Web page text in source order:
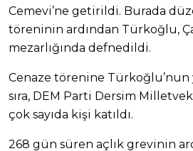
Cemevi’ne getirildi. Burada
töreninin ardından Türkoğlu,
mezarlığında defnedildi.
Cenaze törenine Türkoğlu’nun
sıra, DEM Parti Dersim
çok sayıda kişi katıldı.
268 gün süren açlık grevinin